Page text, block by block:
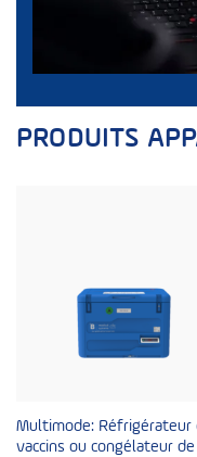
PRODUITS
Multimode: Réfrigérateur
vaccins ou congélateur de